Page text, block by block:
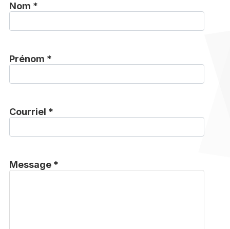
Nom *
Prénom *
Courriel *
Message *